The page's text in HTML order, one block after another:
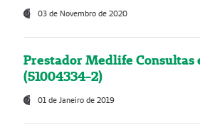
03 de Novembro de 2020
Prestador Medlife Consultas
(51004334-2)
01 de Janeiro de 2019